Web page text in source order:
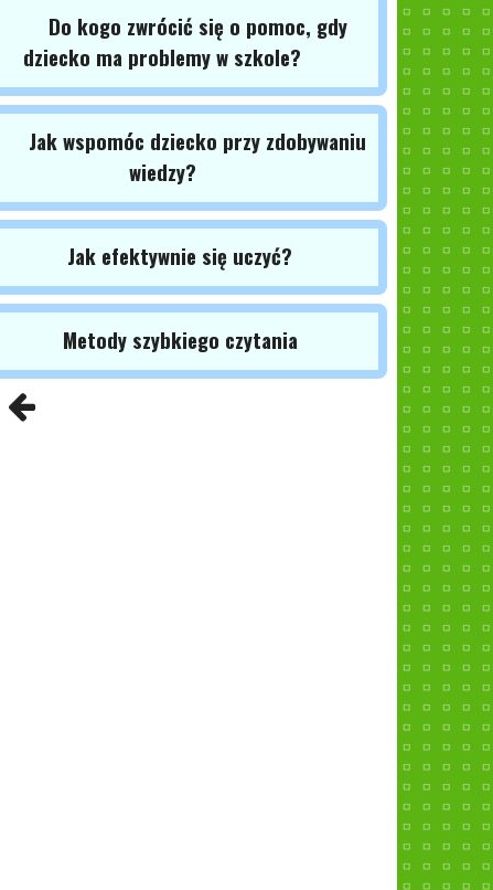
Do kogo zwrócić się o pomoc, gdy
dziecko ma problemy w szkole?
Jak wspomóc dziecko przy zdobywaniu
wiedzy?
Jak efektywnie się uczyć?
Metody szybkiego czytania